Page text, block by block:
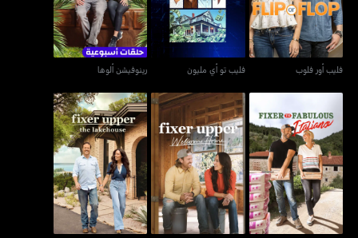
فليب أور فلوب فليب تو أي مليون رينوفيشن ألوها
فيكسر تو فابيوليس:
إيطاليانو
فيكسر أبر: ويلكم هوم فيكسر أبر: ذا ليكهاوس